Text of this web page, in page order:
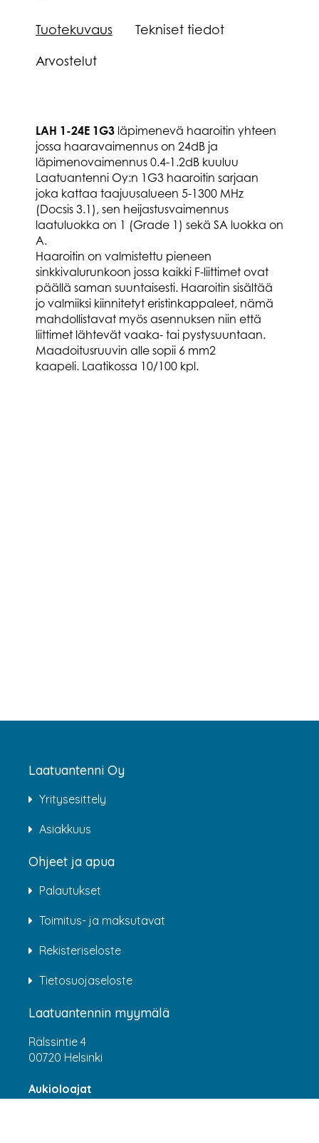
Tuotekuvaus
Tekniset tiedot
Arvostelut
LAH 1-24E 1G3 läpimenevä haaroitin yhteen
jossa haaravaimennus on 24dB ja
läpimenovaimennus 0.4-1.2dB kuuluu
Laatuantenni Oy:n 1G3 haaroitin sarjaan
joka kattaa taajuusalueen 5-1300 MHz
(Docsis 3.1), sen heijastusvaimennus
laatuluokka on 1 (Grade 1) sekä SA luokka on
A.
Haaroitin on valmistettu pieneen
sinkkivalurunkoon jossa kaikki F-liittimet ovat
päällä saman suuntaisesti. Haaroitin sisältää
jo valmiiksi kiinnitetyt eristinkappaleet, nämä
mahdollistavat myös asennuksen niin että
liittimet lähtevät vaaka- tai pystysuuntaan.
Maadoitusruuvin alle sopii 6 mm2
kaapeli. Laatikossa 10/100 kpl.
Laatuantenni Oy
Yritysesittely
Asiakkuus
Ohjeet ja apua
Palautukset
Toimitus- ja maksutavat
Rekisteriseloste
Tietosuojaseloste
Laatuantennin myymälä
Rälssintie 4
00720 Helsinki
Aukioloajat